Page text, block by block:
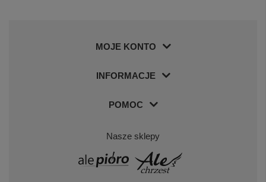
MOJE KONTO
INFORMACJE
POMOC
Nasze sklepy